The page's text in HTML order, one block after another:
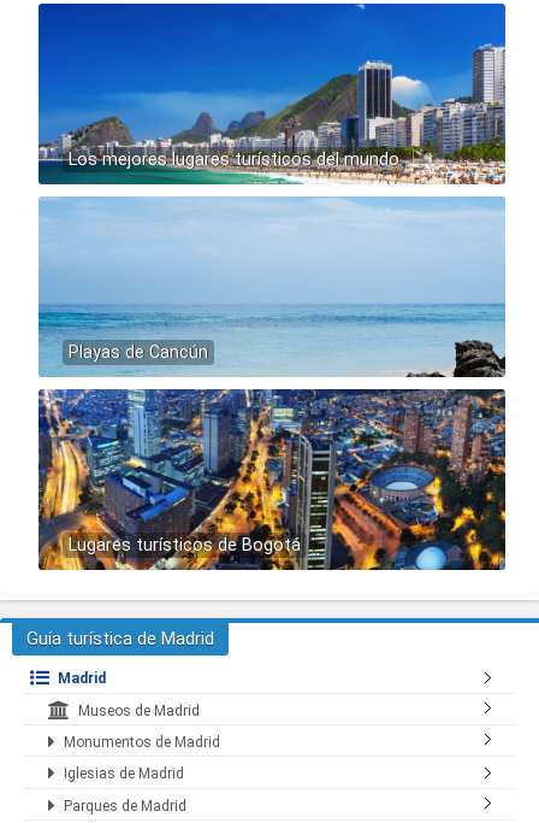
Los mejores lugares turísticos del mundo
Playas de Cancún
Lugares turísticos de Bogotá
Guía turística de Madrid
Madrid
Museos de Madrid
Monumentos de Madrid
Iglesias de Madrid
Parques de Madrid